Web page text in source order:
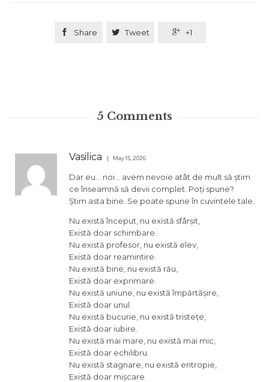
 Share  Tweet  +1
5 Comments
Vasilica May 15, 2026
Dar eu… noi… avem nevoie atât de mult să știm
ce înseamnă să devii complet. Poți spune?
Știm asta bine. Se poate spune în cuvintele tale.
Nu există început, nu există sfârșit,
Există doar schimbare.
Nu există profesor, nu există elev,
Există doar reamintire.
Nu există bine, nu există rău,
Există doar exprimare.
Nu există uniune, nu există împărtășire,
Există doar unul.
Nu există bucurie, nu există tristețe,
Există doar iubire.
Nu există mai mare, nu există mai mic,
Există doar echilibru.
Nu există stagnare, nu există entropie,
Există doar mișcare.